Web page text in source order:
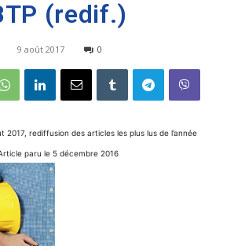
(redif.)
9 août 2017 0
2017, rediffusion des articles les plus lus de l’année
paru le 5 décembre 2016